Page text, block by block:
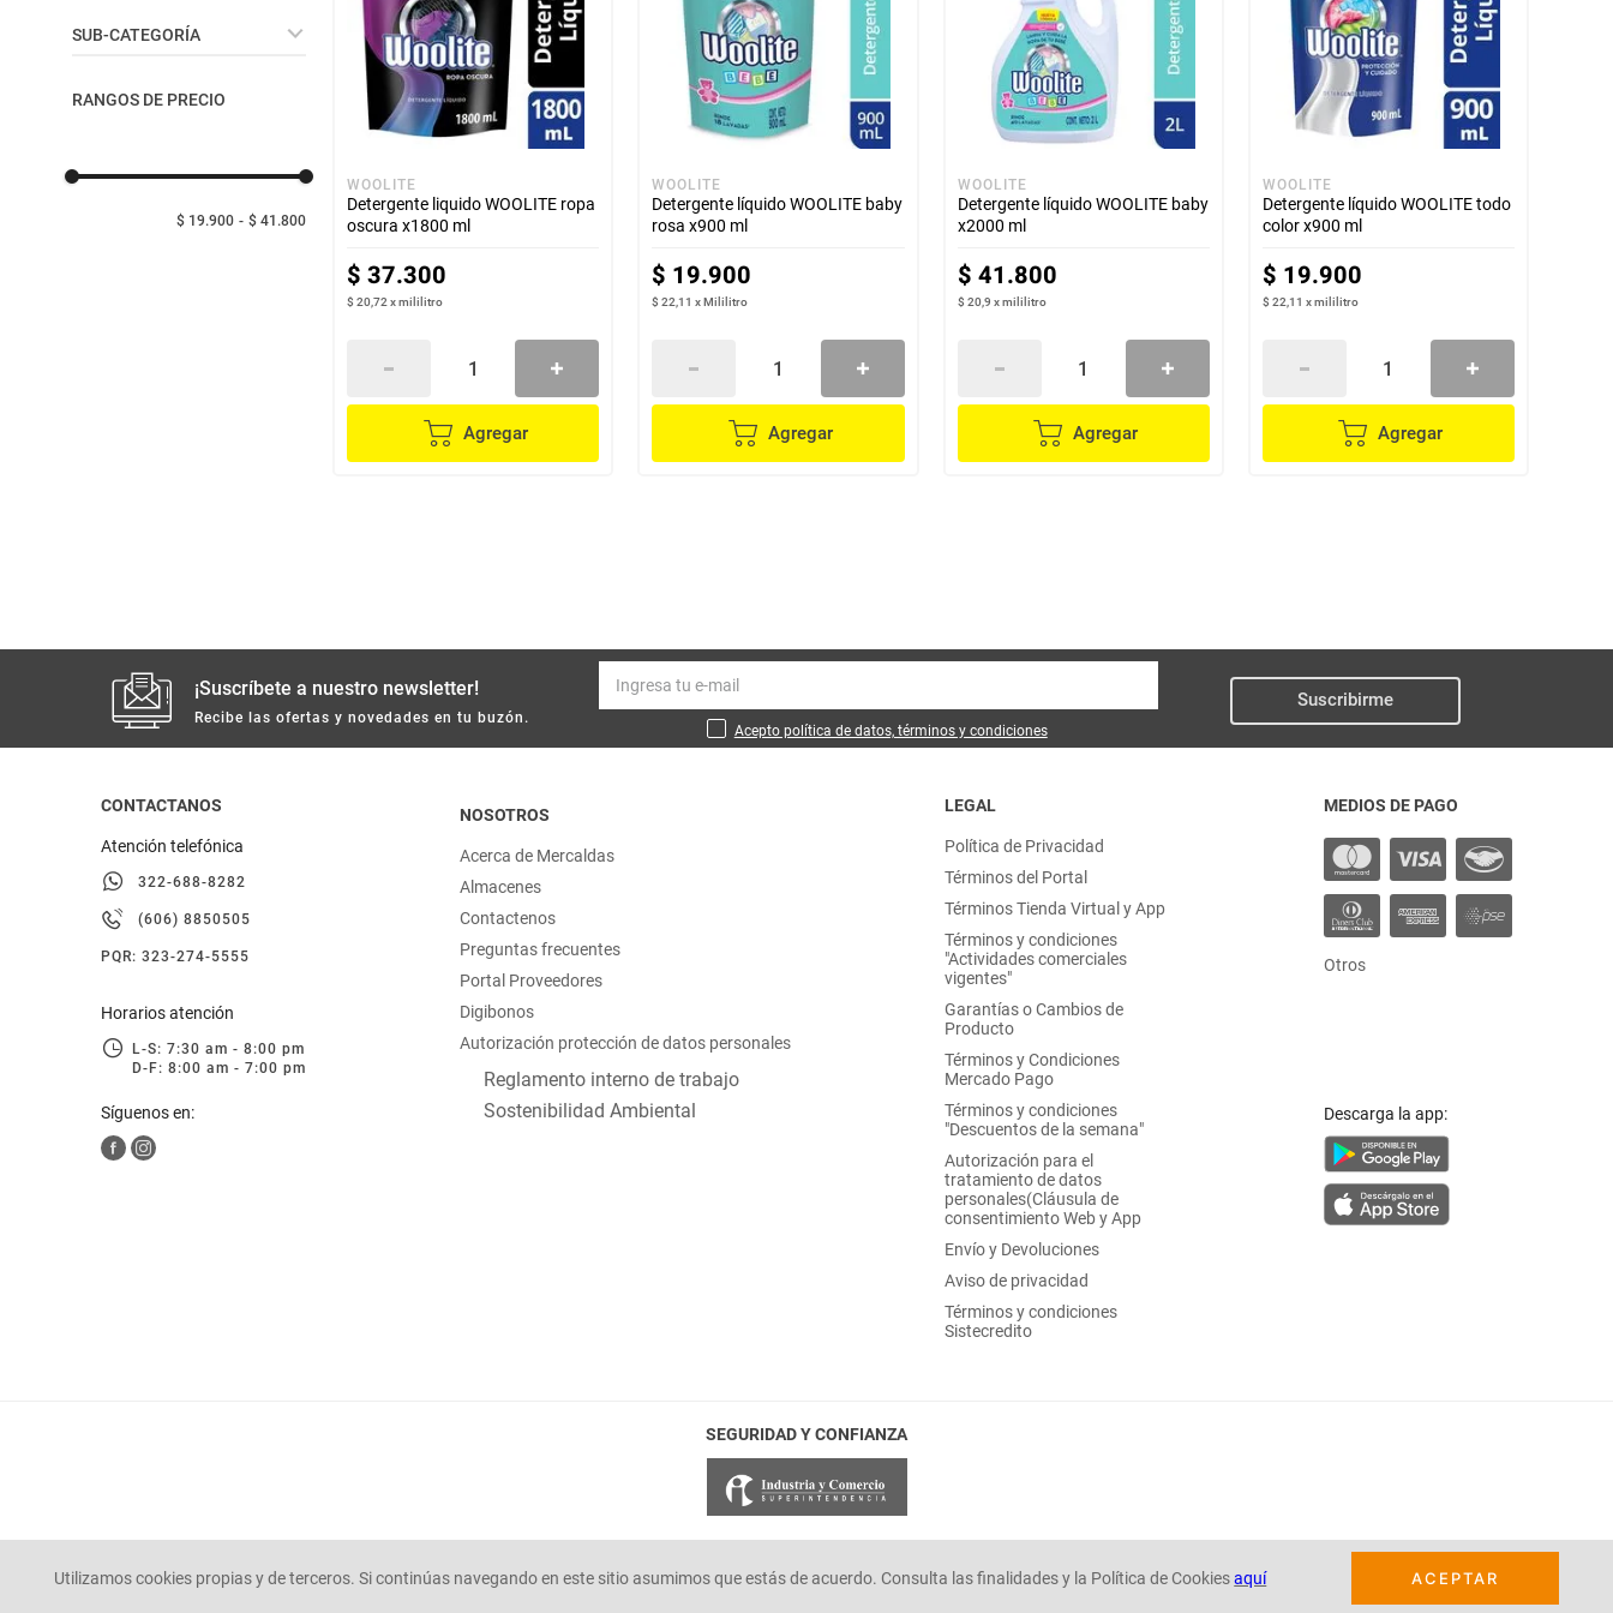
cuidado del bebé
moda
juguetería
Utilizamos cookies propias y de terceros. Si continúas navegando en este sitio asumimos que estás de acuerdo. Consulta las finalidades y la Política de Cookiesaquí ACEPTAR
SUB-CATEGORÍA
Líquido
RANGOS DE PRECIO
$ 19.900 $ 41.800
WOOLITE
Detergente liquido WOOLITE ropa
oscura x1800 ml
$ 37.300
$ 20,72 xmililitro
Agregar
WOOLITE
Detergente líquido WOOLITE baby
rosa x900 ml
$ 19.900
$ 22,11 xMililitro
Agregar
WOOLITE
Detergente líquido WOOLITE baby
x2000 ml
$ 41.800
$ 20,9 xmililitro
Agregar
WOOLITE
Detergente líquido WOOLITE todo
color x900 ml
$ 19.900
$ 22,11 xmililitro
Agregar
¡Suscríbete a nuestro newsletter!
Recibe las ofertas y novedades en tu buzón.
Acepto política de datos, términos y condiciones
Suscribirme
CONTACTANOS
Atención telefónica
322-688-8282
(606) 8850505
PQR: 323-274-5555
Horarios atención
L-S: 7:30 am - 8:00 pm
D-F: 8:00 am - 7:00 pm
Síguenos en:
NOSOTROS
Acerca de Mercaldas
Almacenes
Contactenos
Preguntas frecuentes
Portal Proveedores
Digibonos
Autorización protección de datos personales
Reglamento interno de trabajo
Sostenibilidad Ambiental
LEGAL
Política de Privacidad
Términos del Portal
Términos Tienda Virtual y App
Términos y condiciones
"Actividades comerciales
vigentes"
Garantías o Cambios de
Producto
Términos y Condiciones
Mercado Pago
Términos y condiciones
"Descuentos de la semana"
Autorización para el
tratamiento de datos
personales(Cláusula de
consentimiento Web y App
Envío y Devoluciones
Aviso de privacidad
Términos y condiciones
Sistecredito
MEDIOS DE PAGO
Otros
Descarga la app:
SEGURIDAD Y CONFIANZA
© Mercaldas 2025. todos los derechos reservados.
Arroz